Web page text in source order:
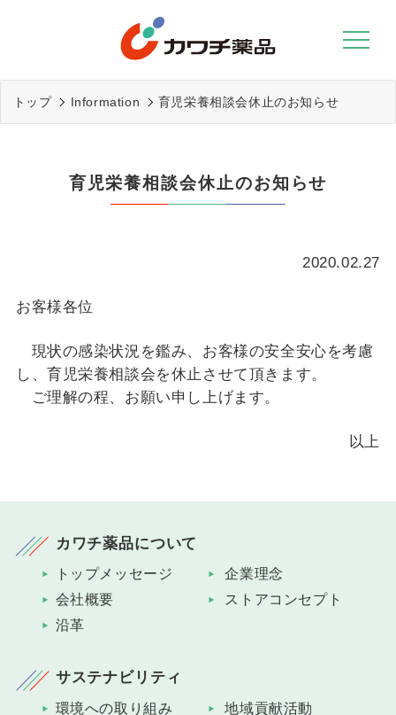
トップ Information 育児栄養相談会休止のお知らせ
育児栄養相談会休止のお知らせ
2020.02.27
お客様各位
現状の感染状況を鑑み、お客様の安全安心を考慮
し、育児栄養相談会を休止させて頂きます。
ご理解の程、お願い申し上げます。
以上
カワチ薬品について
トップメッセージ
企業理念
会社概要
ストアコンセプト
沿革
サステナビリティ
環境への取り組み
地域貢献活動